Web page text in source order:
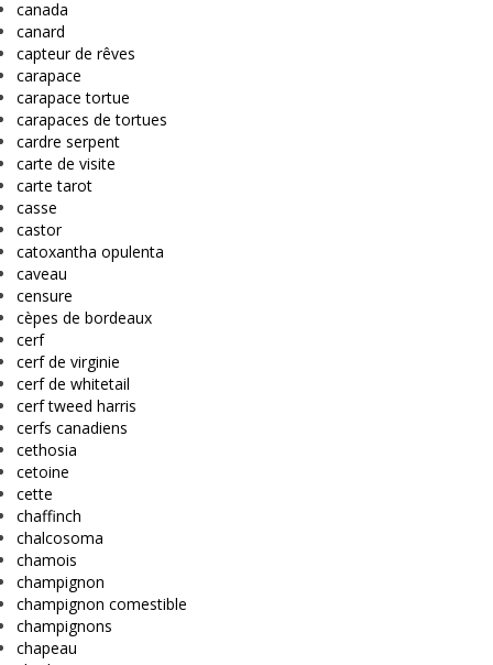
canada
canard
capteur de rêves
carapace
carapace tortue
carapaces de tortues
cardre serpent
carte de visite
carte tarot
casse
castor
catoxantha opulenta
caveau
censure
cèpes de bordeaux
cerf
cerf de virginie
cerf de whitetail
cerf tweed harris
cerfs canadiens
cethosia
cetoine
cette
chaffinch
chalcosoma
chamois
champignon
champignon comestible
champignons
chapeau